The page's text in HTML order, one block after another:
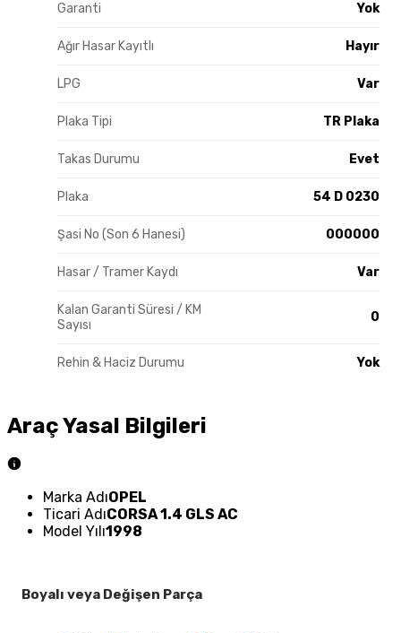
Garanti Yok
Ağır Hasar Kayıtlı Hayır
LPG Var
Plaka Tipi TR Plaka
Takas Durumu Evet
Plaka 54 D 0230
Şasi No (Son 6 Hanesi) 000000
Hasar / Tramer Kaydı Var
Kalan Garanti Süresi / KM
Sayısı
0
Rehin & Haciz Durumu Yok
Araç Yasal Bilgileri
Marka AdıOPEL
Ticari AdıCORSA 1.4 GLS AC
Model Yılı1998
Boyalı veya Değişen Parça